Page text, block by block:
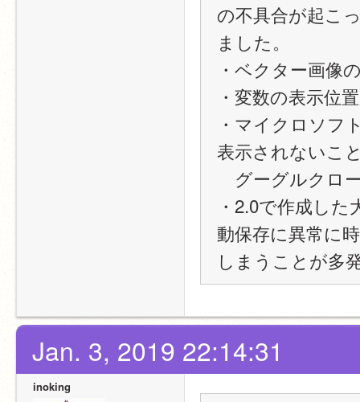
の不具合が起こ
ました。
・ベクター画像
・変数の表示位
・マイクロソフ
表示されないこ
グーグルクロ
・2.0で作成し
動保存に異常に
しまうことが多
Jan. 3, 2019 22:14:31
inoking